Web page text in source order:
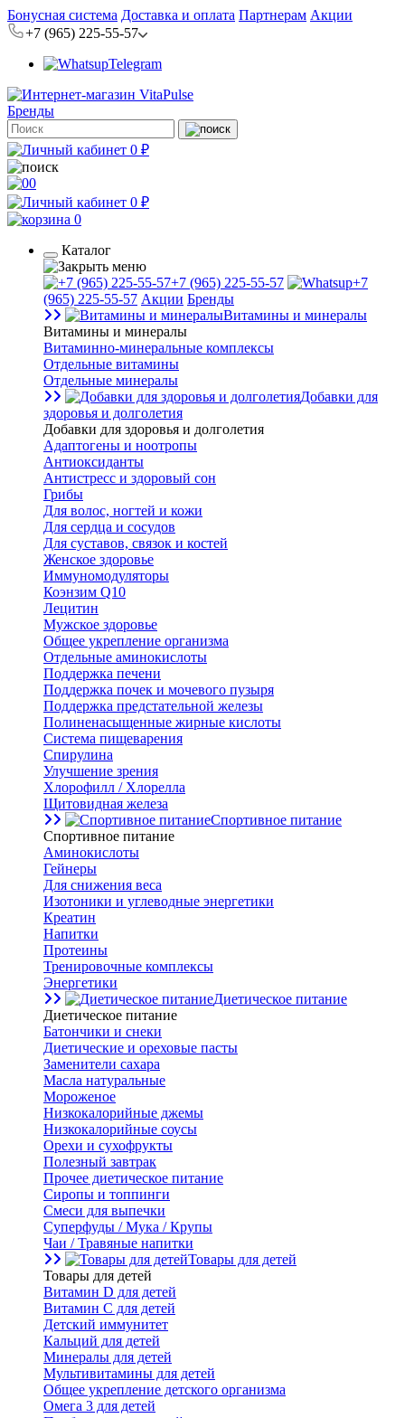
Бонусная система Доставка и оплата Партнерам Акции
+7 (965) 225-55-57
Telegram
Бренды
0 ₽
0
0 ₽
0
Каталог
+7 (965) 225-55-57
+7
(965) 225-55-57 Акции Бренды
Витамины и минералы
Витамины и минералы
Витаминно-минеральные комплексы
Отдельные витамины
Отдельные минералы
Добавки для
здоровья и долголетия
Добавки для здоровья и долголетия
Адаптогены и ноотропы
Антиоксиданты
Антистресс и здоровый сон
Грибы
Для волос, ногтей и кожи
Для сердца и сосудов
Для суставов, связок и костей
Женское здоровье
Иммуномодуляторы
Коэнзим Q10
Лецитин
Мужское здоровье
Общее укрепление организма
Отдельные аминокислоты
Поддержка печени
Поддержка почек и мочевого пузыря
Поддержка предстательной железы
Полиненасыщенные жирные кислоты
Система пищеварения
Спирулина
Улучшение зрения
Хлорофилл / Хлорелла
Щитовидная железа
Спортивное питание
Спортивное питание
Аминокислоты
Гейнеры
Для снижения веса
Изотоники и углеводные энергетики
Креатин
Напитки
Протеины
Тренировочные комплексы
Энергетики
Диетическое питание
Диетическое питание
Батончики и снеки
Диетические и ореховые пасты
Заменители сахара
Масла натуральные
Мороженое
Низкокалорийные джемы
Низкокалорийные соусы
Орехи и сухофрукты
Полезный завтрак
Прочее диетическое питание
Сиропы и топпинги
Смеси для выпечки
Суперфуды / Мука / Крупы
Чаи / Травяные напитки
Товары для детей
Товары для детей
Витамин D для детей
Витамин С для детей
Детский иммунитет
Кальций для детей
Минералы для детей
Мультивитамины для детей
Общее укрепление детского организма
Омега 3 для детей